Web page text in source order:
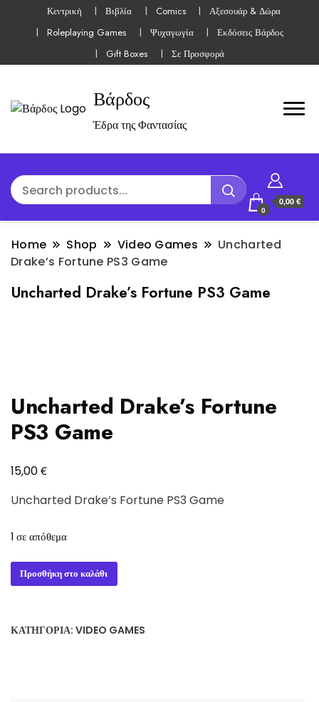
Κεντρική Βιβλία Comics
Αξεσουάρ & Δώρα
Roleplaying Games
Ψυχαγωγία
Εκδόσεις Βάρδος
Gift Boxes
Σε Προσφορά
Βάρδος
Έδρα της Φαντασίας
0
0,00 €
Home Shop Video Games
Uncharted
Drake’s Fortune PS3 Game
Uncharted Drake’s Fortune PS3 Game
Uncharted Drake’s Fortune
PS3 Game
15,00€
Uncharted Drake’s Fortune PS3 Game
1 σε απόθεμα
Uncharted
Drake's
Game
Προσθήκη στο καλάθι
ΚΑΤΗΓΟΡΊΑ: VIDEO GAMES